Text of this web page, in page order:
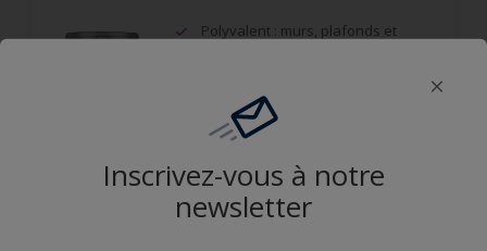
Polyvalent : murs, plafonds et
Applicable mouillé sur mouillé
Inscrivez-vous à notre
newsletter